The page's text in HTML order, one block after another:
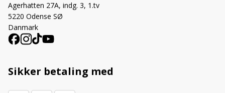
Agerhatten 27A, indg. 3, 1.tv
5220 Odense SØ
Danmark
Sikker betaling med